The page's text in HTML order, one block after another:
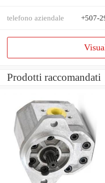
telefono aziendale +507-
Prodotti raccomandati